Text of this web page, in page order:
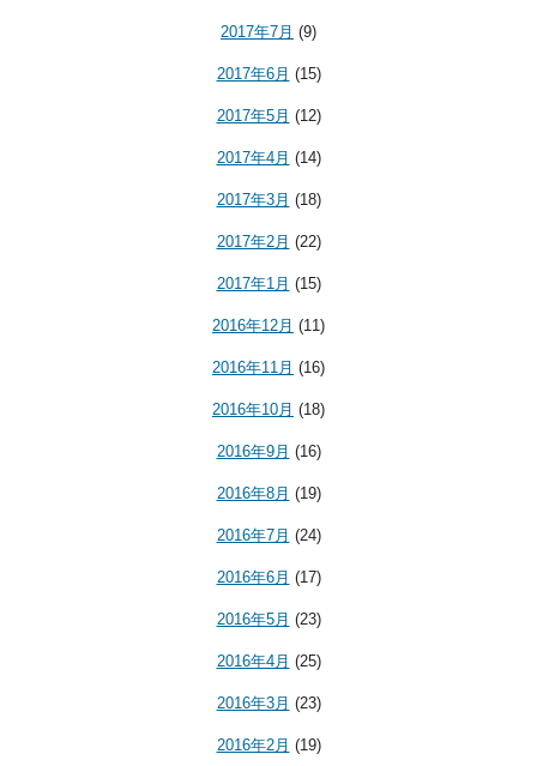
2017年7月 (9)
2017年6月 (15)
2017年5月 (12)
2017年4月 (14)
2017年3月 (18)
2017年2月 (22)
2017年1月 (15)
2016年12月 (11)
2016年11月 (16)
2016年10月 (18)
2016年9月 (16)
2016年8月 (19)
2016年7月 (24)
2016年6月 (17)
2016年5月 (23)
2016年4月 (25)
2016年3月 (23)
2016年2月 (19)